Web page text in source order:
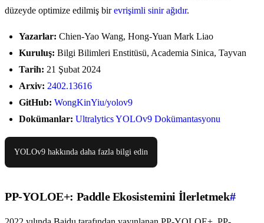
düzeyde optimize edilmiş birevrişimli sinir ağıdır.
Yazarlar: Chien-Yao Wang, Hong-Yuan Mark Liao
Kuruluş: Bilgi Bilimleri Enstitüsü, Academia Sinica, Tayvan
Tarih: 21 Şubat 2024
Arxiv: 2402.13616
GitHub: WongKinYiu/yolov9
Dokümanlar: Ultralytics YOLOv9 Dokümantasyonu
YOLOv9 hakkında daha fazla bilgi edin
PP-YOLOE+: Paddle Ekosistemini İlerletmek#